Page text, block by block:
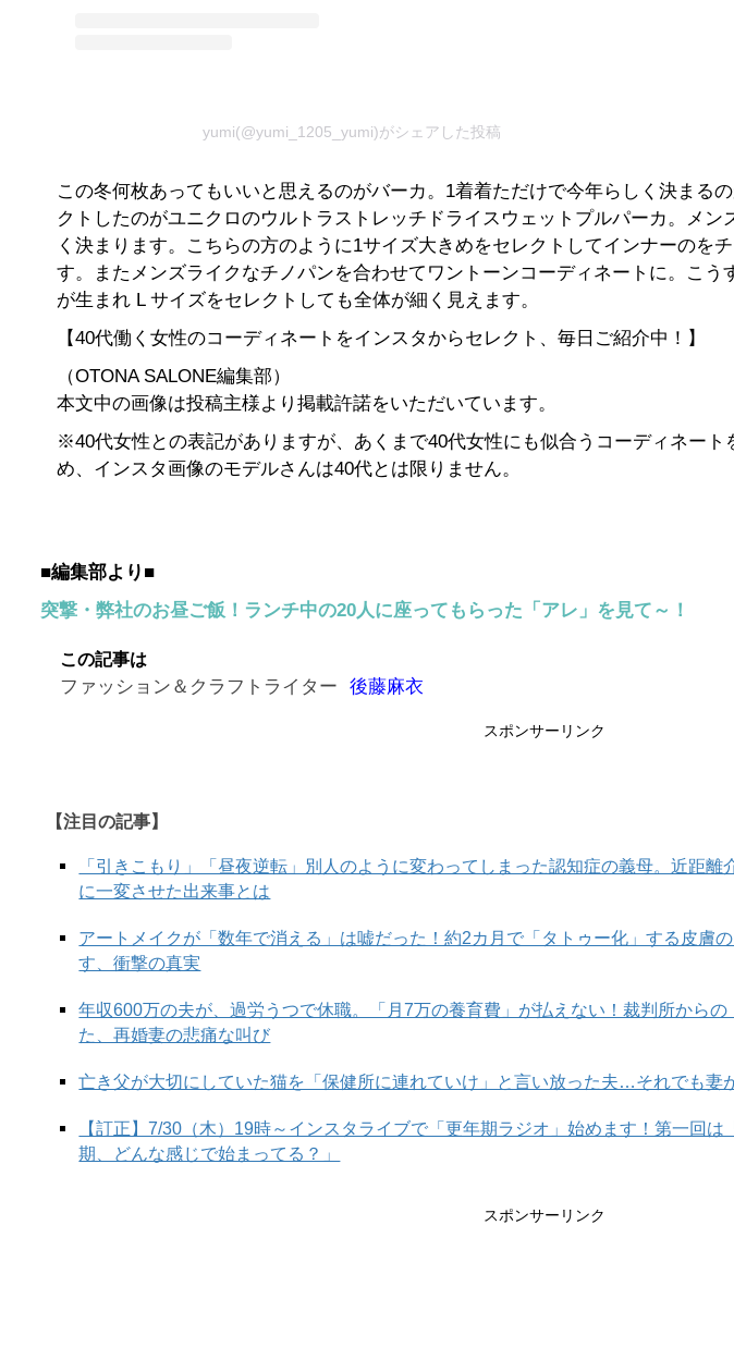
yumi(@yumi_1205_yumi)がシェアした投稿
この冬何枚あってもいいと思えるのがバーカ。1着着ただけで今年らしく決まる
クトしたのがユニクロのウルトラストレッチドライスウェットプルパーカ。メン
く決まります。こちらの方のように1サイズ大きめをセレクトしてインナーのを
す。またメンズライクなチノパンを合わせてワントーンコーディネートに。こう
が生まれ L サイズをセレクトしても全体が細く見えます。
【40代働く女性のコーディネートをインスタからセレクト、毎日ご紹介中！】
（OTONA SALONE編集部）
本文中の画像は投稿主様より掲載許諾をいただいています。
※40代女性との表記がありますが、あくまで40代女性にも似合うコーディネート
め、インスタ画像のモデルさんは40代とは限りません。
■編集部より■
突撃・弊社のお昼ご飯！ランチ中の20人に座ってもらった「アレ」を見て～！
この記事は
ファッション＆クラフトライター 後藤麻衣
スポンサーリンク
【注目の記事】
「引きこもり」「昼夜逆転」別人のように変わってしまった認知症の義母。近距離
に一変させた出来事とは
アートメイクが「数年で消える」は嘘だった！約2カ月で「タトゥー化」する皮膚
す、衝撃の真実
年収600万の夫が、過労うつで休職。「月7万の養育費」が払えない！裁判所から
た、再婚妻の悲痛な叫び
亡き父が大切にしていた猫を「保健所に連れていけ」と言い放った夫…それでも妻
【訂正】7/30（木）19時～インスタライブで「更年期ラジオ」始めます！第一回
期、どんな感じで始まってる？」
スポンサーリンク